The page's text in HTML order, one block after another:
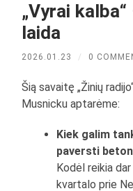
„Vyrai
laida
2026.01.23 / 0
Šią savaitę „Žinių
Musnicku aptarėme:
Kiek galim
paversti
Kodėl reikia
kvartalo prie